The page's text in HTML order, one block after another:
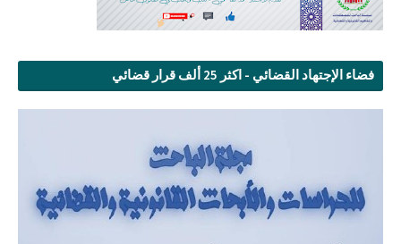
فضاء الإجتهاد القضائي - اكثر 25 ألف قرار قضائي